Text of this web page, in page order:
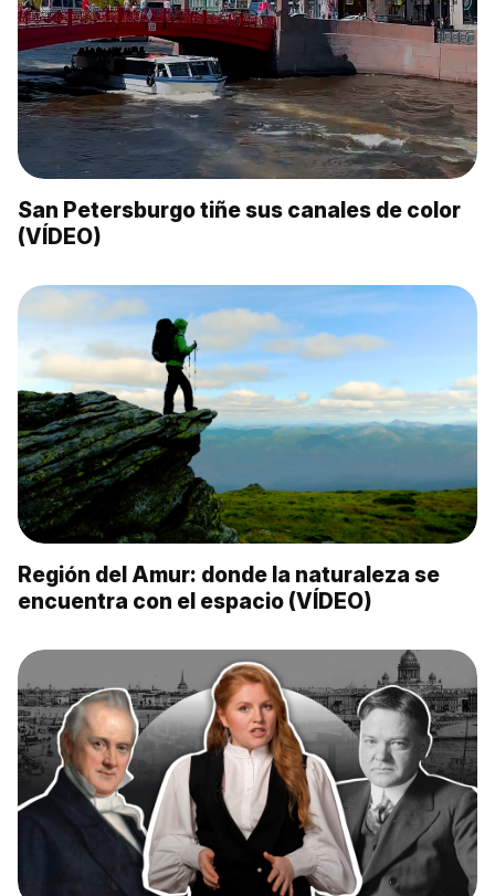
San Petersburgo tiñe sus canales de color
(VÍDEO)
Región del Amur: donde la naturaleza se
encuentra con el espacio (VÍDEO)